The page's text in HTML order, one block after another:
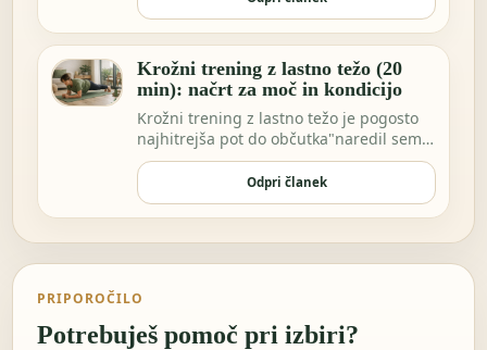
Krožni trening z lastno težo (20
min): načrt za moč in kondicijo
Krožni trening z lastno težo je pogosto
najhitrejša pot do občutka"naredil sem
nekaj za…
Odpri članek
PRIPOROČILO
Potrebuješ pomoč pri izbiri?